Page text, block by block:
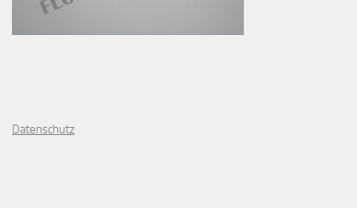
Datenschutz